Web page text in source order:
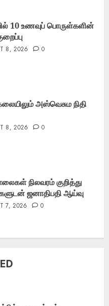
10 உணவுப் பொருள்களின்
8, 2026 0
அஸ்வெசும நிதி
8, 2026 0
நிலவரம் குறித்து
ஜனாதிபதி ஆய்வு
7, 2026 0